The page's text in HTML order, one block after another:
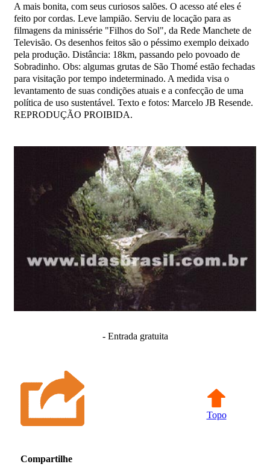
A mais bonita, com seus curiosos salões. O acesso até eles é
feito por cordas. Leve lampião. Serviu de locação para as
filmagens da minissérie "Filhos do Sol", da Rede Manchete de
Televisão. Os desenhos feitos são o péssimo exemplo deixado
pela produção. Distância: 18km, passando pelo povoado de
Sobradinho. Obs: algumas grutas de São Thomé estão fechadas
para visitação por tempo indeterminado. A medida visa o
levantamento de suas condições atuais e a confecção de uma
política de uso sustentável. Texto e fotos: Marcelo JB Resende.
REPRODUÇÃO PROIBIDA.
- Entrada gratuita
Topo
Compartilhe